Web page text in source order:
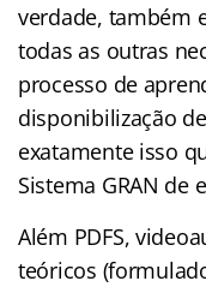
verdade, também
todas as outras
processo de
disponibilização
exatamente isso
Sistema GRAN de
Além PDFS,
teóricos